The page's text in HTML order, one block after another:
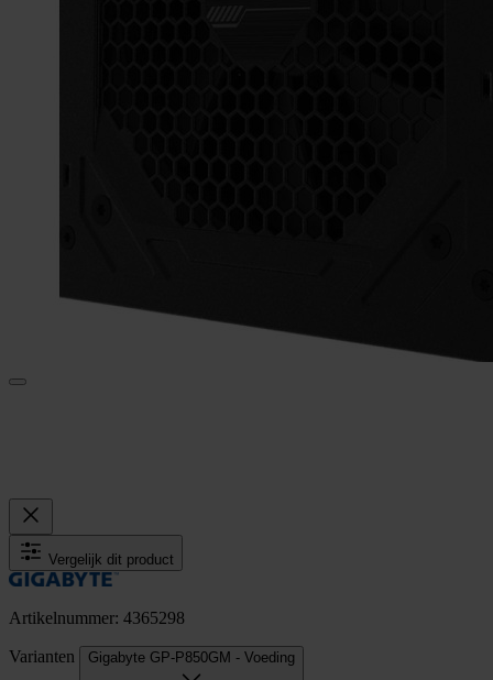
Vergelijk dit product
Artikelnummer: 4365298
Varianten Gigabyte GP-P850GM - Voeding